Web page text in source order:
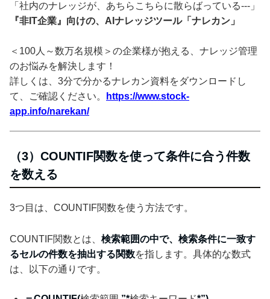
「社内のナレッジが、あちらこちらに散らばっている---」
『非IT企業』向けの、AIナレッジツール「ナレカン」
＜100人～数万名規模＞の企業様が抱える、ナレッジ管理
のお悩みを解決します！
詳しくは、3分で分かるナレカン資料をダウンロードし
て、ご確認ください。
https://www.stock-
app.info/narekan/
（3）COUNTIF関数を使って条件に合う件数
を数える
3つ目は、COUNTIF関数を使う方法です。
COUNTIF関数とは、 検索範囲の中で、検索条件に一致す
るセルの件数を抽出する関数を指します。具体的な数式
は、以下の通りです。